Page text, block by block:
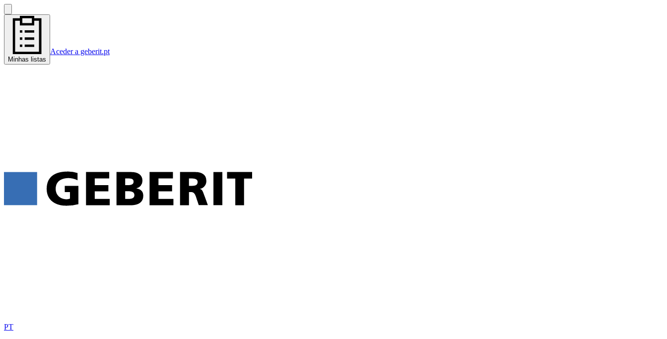
Minhas listas
Aceder a geberit.pt
PT